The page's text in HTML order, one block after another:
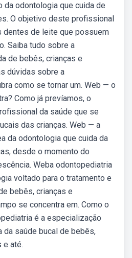
da odontologia que cuida de
O objetivo deste profissional
dentes de leite que possuem
Saiba tudo sobre a
de bebês, crianças e
dúvidas sobre a
como se tornar um. Web — o
Como já prevíamos, o
da saúde que se
das crianças. Web — a
da odontologia que cuida da
desde o momento do
Weba odontopediatria
voltado para o tratamento e
bebês, crianças e
se concentra em. Como o
é a especialização
da saúde bucal de bebês,
e até.